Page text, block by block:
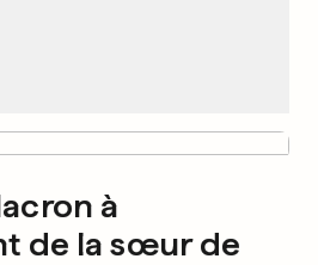
à
de la sœur de